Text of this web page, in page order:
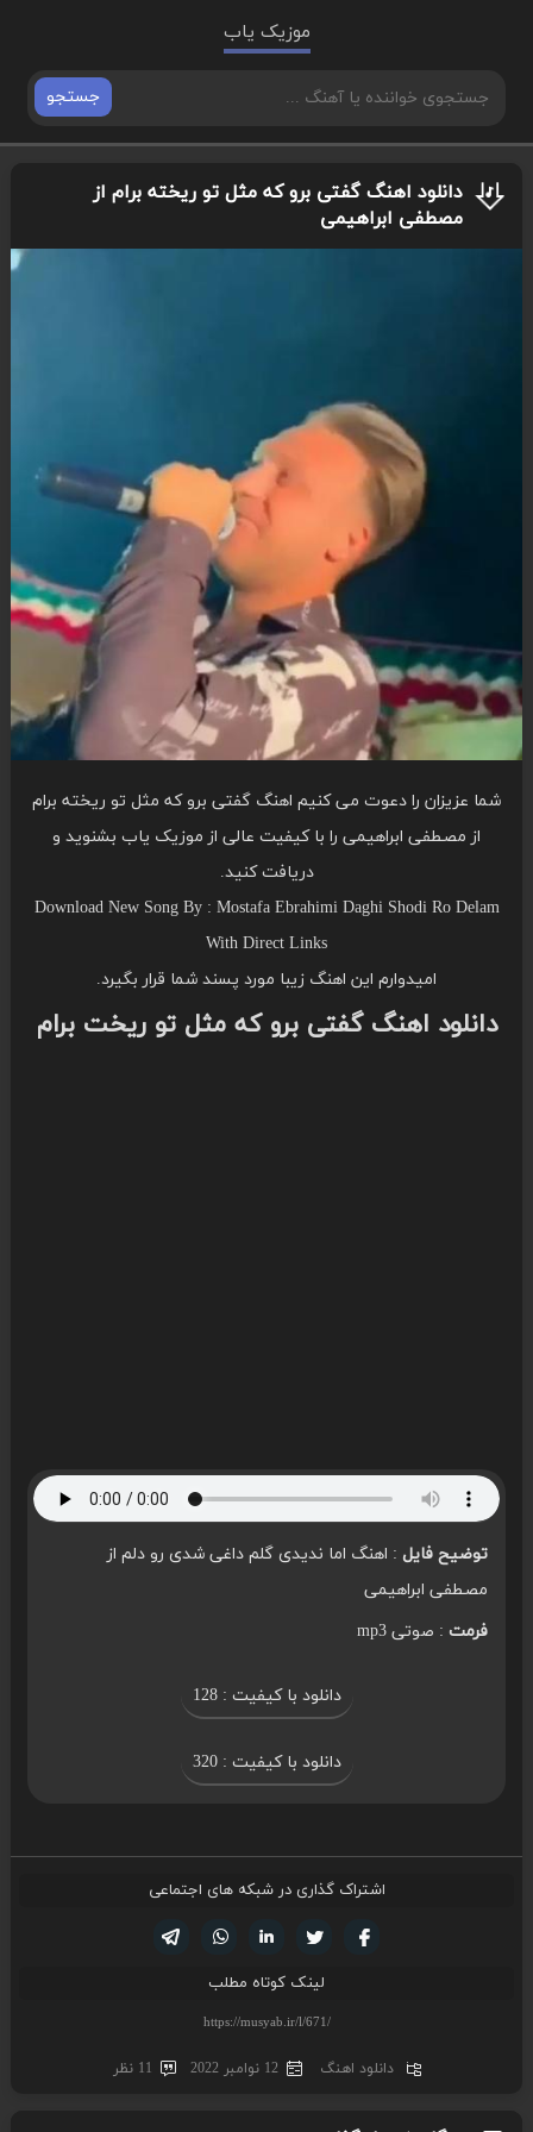
موزیک یاب
جستجو
دانلود اهنگ گفتی برو که مثل تو ریخته برام از
مصطفی ابراهیمی
شما عزیزان را دعوت می کنیم اهنگ گفتی برو که مثل تو ریخته برام
از مصطفی ابراهیمی را با کیفیت عالی از موزیک یاب بشنوید و
دریافت کنید.
Download New Song By : Mostafa Ebrahimi Daghi Shodi Ro Delam
With Direct Links
امیدوارم این اهنگ زیبا مورد پسند شما قرار بگیرد.
دانلود اهنگ گفتی برو که مثل تو ریخت برام
توضیح فایل: اهنگ اما ندیدی گلم داغی شدی رو دلم از
مصطفی ابراهیمی
فرمت: صوتی mp3
دانلود با کیفیت : 128
دانلود با کیفیت : 320
اشتراک گذاری در شبکه های اجتماعی
لینکدین تویتر
فیسوک
لینک کوتاه مطلب
دانلود اهنگ 12 نوامبر 2022 11 نظر